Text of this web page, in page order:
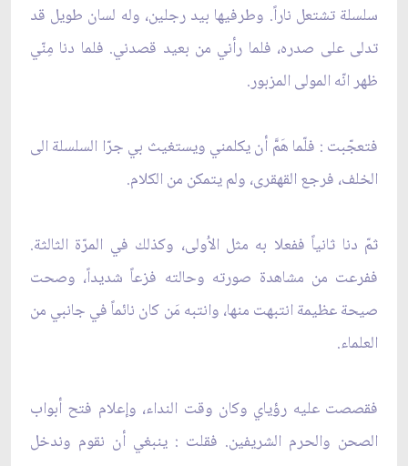
سلسلة تشتعل ناراً. وطرفيها بيد رجلين، وله لسان طويل قد
تدلى على صدره، فلما رأني من بعيد قصدني. فلما دنا مِنّي
ظهر انّه المولى المزبور.
فتعجّبت : فلّما هَمَّ أن يكلمني ويستغيث بي جرّا السلسلة الى
الخلف، فرجع القهقرى، ولم يتمكن من الكلام.
ثمّ دنا ثانياً ففعلا به مثل الاُولى، وكذلك في المرّة الثالثة.
ففرعت من مشاهدة صورته وحالته فزعاً شديداً، وصحت
صيحة عظيمة انتبهت منها، وانتبه مَن كان نائماً في جانبي من
العلماء.
فقصصت عليه رؤياي وكان وقت النداء، وإعلام فتح أبواب
الصحن والحرم الشريفين. فقلت : ينبغي أن نقوم وندخل